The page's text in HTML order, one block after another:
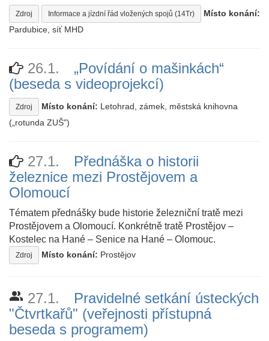
Zdroj Informace a jízdní řád vložených spojů (14Tr)
Místo konání:
Pardubice, síť MHD
26.1.
„Povídání o mašinkách“
(beseda s videoprojekcí)
Zdroj Místo konání: Letohrad, zámek, městská knihovna
(„rotunda ZUŠ")
27.1.
Přednáška o historii
železnice mezi Prostějovem a
Olomoucí
Tématem přednášky bude historie železniční tratě mezi
Prostějovem a Olomoucí. Konkrétně tratě Prostějov –
Kostelec na Hané – Senice na Hané – Olomouc.
Zdroj Místo konání: Prostějov
people_alt 27.1.
Pravidelné setkání ústeckých
"Čtvrtkařů" (veřejnosti přístupná
beseda s programem)